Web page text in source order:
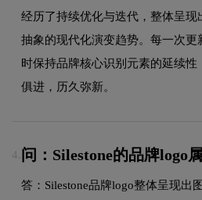
经历了持续优化与迭代，整体呈现
抽象的现代化演变趋势。每一次更
时保持品牌核心识别元素的延续
俱进，历久弥新。
4. 问：Silestone的品牌logo
答：Silestone品牌logo整体呈现出